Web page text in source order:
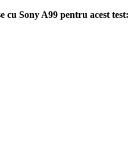
Sony A99 pentru acest test: